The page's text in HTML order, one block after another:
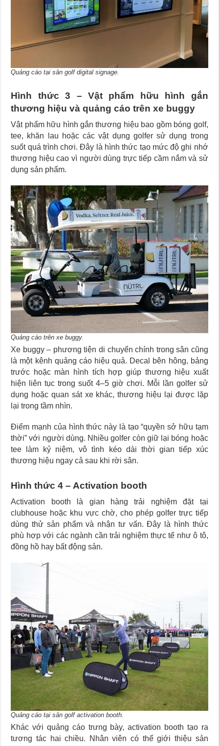
Quảng cáo tại sân golf digital signage.
Hình thức 3 – Vật phẩm hữu hình gắn
thương hiệu và quảng cáo trên xe buggy
Vật phẩm hữu hình gắn thương hiệu bao gồm bóng golf,
tee, khăn lau hoặc các vật dụng golfer sử dụng trong
suốt quá trình chơi. Đây là hình thức tạo mức độ ghi nhớ
thương hiệu cao vì người dùng trực tiếp cầm nắm và sử
dụng sản phẩm.
Quảng cáo trên xe buggy.
Xe buggy – phương tiện di chuyển chính trong sân cũng
là một kênh quảng cáo hiệu quả. Decal bên hông, bảng
trước hoặc màn hình tích hợp giúp thương hiệu xuất
hiện liên tục trong suốt 4–5 giờ chơi. Mỗi lần golfer sử
dụng hoặc quan sát xe khác, thương hiệu lại được lặp
lại trong tầm nhìn.
Điểm mạnh của hình thức này là tạo “quyền sở hữu tạm
thời” với người dùng. Nhiều golfer còn giữ lại bóng hoặc
tee làm kỷ niệm, vô tình kéo dài thời gian tiếp xúc
thương hiệu ngay cả sau khi rời sân.
Hình thức 4 – Activation booth
Activation booth là gian hàng trải nghiệm đặt tại
clubhouse hoặc khu vực chờ, cho phép golfer trực tiếp
dùng thử sản phẩm và nhận tư vấn. Đây là hình thức
phù hợp với các ngành cần trải nghiệm thực tế như ô tô,
đồng hồ hay bất động sản.
Quảng cáo tại sân golf activation booth.
Khác với quảng cáo trưng bày, activation booth tạo ra
tương tác hai chiều. Nhân viên có thể giới thiệu sản